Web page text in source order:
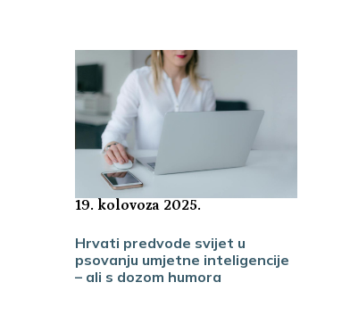
19. kolovoza 2025.
Hrvati predvode svijet u
psovanju umjetne inteligencije
– ali s dozom humora